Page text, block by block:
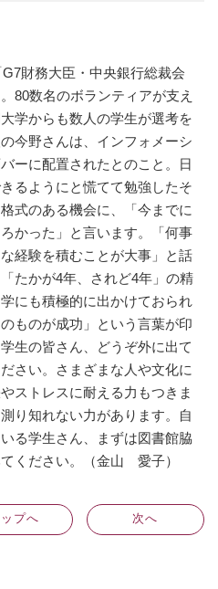
財務大臣・中央銀行総裁会
80数名のボランティアが支え
学からも数人の学生が選考を
今野さんは、インフォメーシ
ーに配置されたとのこと。日
るようにと慌てて勉強したそ
式のある機会に、「今までに
かった」と言います。「何事
経験を積むことが大事」と話
たかが4年、されど4年」の精
にも積極的に出かけておられ
ものが成功」という言葉が印
生の皆さん、どうぞ外に出て
さい。さまざまな人や文化に
ストレスに耐える力もつきま
り知れない力があります。自
る学生さん、まずは図書館脇
ください。（金山 愛子）
ップへ 次へ